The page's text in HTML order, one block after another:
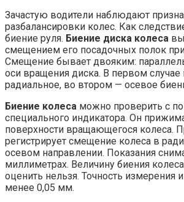
Зачастую водители наблюдают
разбалансировки колес. Как
биение руля. Биение диска колеса
смещением его посадочных полок
Смещение бывает двояким:
оси вращения диска. В первом случае
радиальное, во втором — осевое
Биение колеса можно проверить с
специального индикатора. Он
поверхности вращающегося колеса.
регистрирует смещение колеса в
осевом направлении. Показания
миллиметрах. Величину биения
оценить нельзя. Точность измерения
менее 0,05 мм.